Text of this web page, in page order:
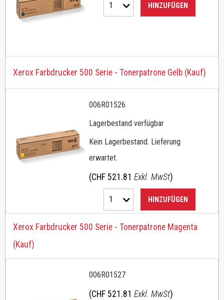
1 HINZUFÜGEN
Xerox Farbdrucker 500 Serie - Tonerpatrone Gelb (Kauf)
006R01526
Lagerbestand verfügbar
Kein Lagerbestand. Lieferung
erwartet.
(CHF 521.81 Exkl. MwSt)
1 HINZUFÜGEN
Xerox Farbdrucker 500 Serie - Tonerpatrone Magenta
(Kauf)
006R01527
(CHF 521.81 Exkl. MwSt)